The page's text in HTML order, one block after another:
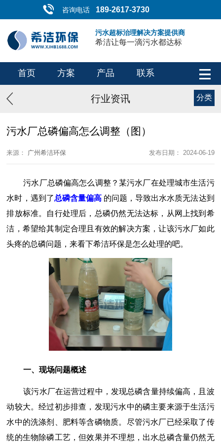
咨询电话 189-2617-3730
污水超标治理解决方案提供商
希洁让每一滴污水都达标
首页 方案 产品 联系
行业资讯 分类
污水厂总磷偏高怎么调整（图）
来源： 广州希洁环保 发布日期： 2024-06-19
污水厂总磷偏高怎么调整？某污水厂在处理城市生活污
水时，遇到了总磷含量偏高 的问题，导致出水水质无法达到
排放标准。自行处理后，总磷仍然无法达标，从网上找到希
洁，希望给其制定合理且有效的解决方案，让该污水厂如此
头疼的总磷问题，来看下希洁环保是怎么处理的吧。
一、现场问题概述
该污水厂在运营过程中，发现总磷含量持续偏高，且波
动较大。经过初步排查，发现污水中的磷主要来源于生活污
水中的洗涤剂、肥料等含磷物质。尽管污水厂已经采取了传
统的生物除磷工艺，但效果并不理想，出水总磷含量仍然无